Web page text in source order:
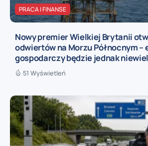
PRACA I FINANSE
Nowy premier Wielkiej Brytanii
odwiertów na Morzu Północnym –
gospodarczy będzie jednak
51 Wyświetleń